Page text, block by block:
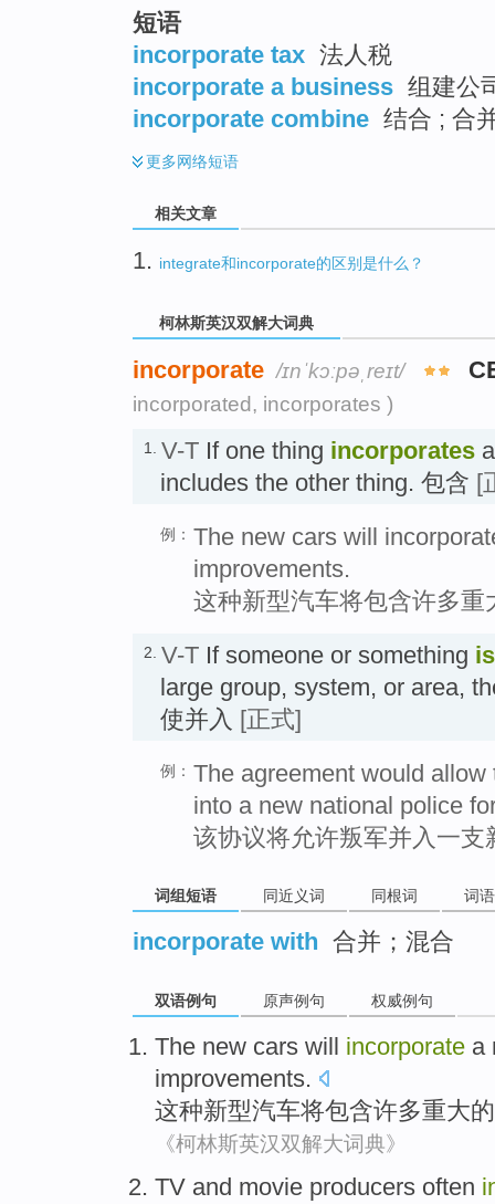
短语
incorporate tax 法人税
incorporate a business 组建公
incorporate combine 结合 ; 合
更多网络短语
相关文章
1. integrate和incorporate的区别是什么？
柯林斯英汉双解大词典
incorporate /ɪnˈkɔːpəˌreɪt/
incorporated, incorporates )
1. V-T If one thing incorporates
includes the other thing. 包含 [
例： The new cars will
improvements.
这种新型汽车将包含许多重
2. V-T If someone or something
large group, system, or area,
使并入 [正式]
例： The agreement would
into a new national police
该协议将允许叛军并入一支
词组短语 同近义词 同根词 词
incorporate with 合并；混合
双语例句 原声例句 权威例句
The new cars will incorporate a
improvements.
这种新型汽车将包含许多重大的
《柯林斯英汉双解大词典》
TV and movie producers often